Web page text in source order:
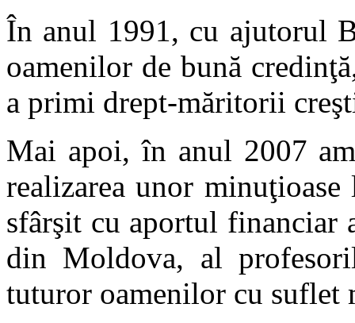
În anul 1991, cu ajutorul
oamenilor de bună
a primi drept-măritorii
Mai apoi, în anul 2007
realizarea unor
sfârşit cu aportul financiar
din Moldova, al
tuturor oamenilor cu suflet